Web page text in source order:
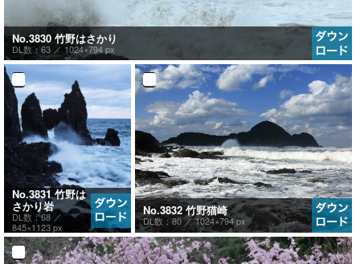
No.3830 竹野はさかり
DL数：63 ／ 1024×794 px
No.3831 竹野は
さかり岩
DL数：68 ／
845×1123 px
No.3832 竹野猫崎
DL数：80 ／1024×794 px